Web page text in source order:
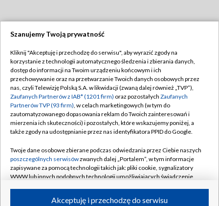
TVP
Abonament TVP
Emisja w TVP
Centrum informacji TVP
Naziemna Telewizja Cyfrowa
Rada Programowa
System NOS
Informacje o nadawcy
Regulamin TVP
Polityka prywatności
Moje zgody
Pomoc
Kontakt
Kanały
Szanujemy Twoją prywatność
Kliknij "Akceptuję i przechodzę do serwisu", aby wyrazić zgody na
korzystanie z technologii automatycznego śledzenia i zbierania danych,
dostęp do informacji na Twoim urządzeniu końcowym i ich
przechowywanie oraz na przetwarzanie Twoich danych osobowych przez
nas, czyli Telewizję Polską S.A. w likwidacji (zwaną dalej również „TVP”),
Zaufanych Partnerów z IAB* (1201 firm) oraz pozostałych Zaufanych
Partnerów TVP (93 firm), w celach marketingowych (w tym do
zautomatyzowanego dopasowania reklam do Twoich zainteresowań i
mierzenia ich skuteczności) i pozostałych, które wskazujemy poniżej, a
także zgody na udostępnianie przez nas identyfikatora PPID do Google.
Twoje dane osobowe zbierane podczas odwiedzania przez Ciebie naszych
poszczególnych serwisówzwanych dalej „Portalem”, w tym informacje
zapisywane za pomocą technologii takich jak: pliki cookie, sygnalizatory
WWW lub innych podobnych technologii umożliwiających świadczenie
ruchu w Internecie.Akceptuję i przechodzę do serwisu